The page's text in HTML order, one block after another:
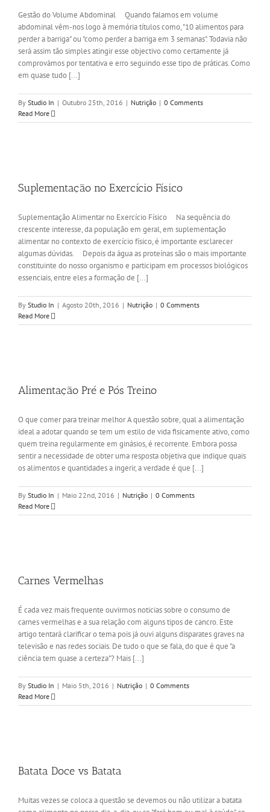
Gestão do Volume Abdominal Quando falamos em volume
abdominal vêm-nos logo à memória títulos como, "10 alimentos para
perder a barriga" ou "como perder a barriga em 3 semanas". Todavia não
será assim tão simples atingir esse objectivo como certamente já
comprovámos por tentativa e erro seguindo esse tipo de práticas. Como
em quase tudo [...]
By Studio In | Outubro 25th, 2016 | Nutrição | 0 Comments
Read More
Suplementação no Exercício Físico
Suplementação Alimentar no Exercício Físico Na sequência do
crescente interesse, da população em geral, em suplementação
alimentar no contexto de exercício físico, é importante esclarecer
algumas dúvidas. Depois da água as proteínas são o mais importante
constituinte do nosso organismo e participam em processos biológicos
essenciais, entre eles a formação de [...]
By Studio In | Agosto 20th, 2016 | Nutrição | 0 Comments
Read More
Alimentação Pré e Pós Treino
O que comer para treinar melhor A questão sobre, qual a alimentação
ideal a adotar quando se tem um estilo de vida fisicamente ativo, como
quem treina regularmente em ginásios, é recorrente. Embora possa
sentir a necessidade de obter uma resposta objetiva que indique quais
os alimentos e quantidades a ingerir, a verdade é que [...]
By Studio In | Maio 22nd, 2016 | Nutrição | 0 Comments
Read More
Carnes Vermelhas
É cada vez mais frequente ouvirmos noticias sobre o consumo de
carnes vermelhas e a sua relação com alguns tipos de cancro. Este
artigo tentará clarificar o tema pois já ouvi alguns disparates graves na
televisão e nas redes sociais. De tudo o que se fala, do que é que "a
ciência tem quase a certeza"? Mais [...]
By Studio In | Maio 5th, 2016 | Nutrição | 0 Comments
Read More
Batata Doce vs Batata
Muitas vezes se coloca a questão se devemos ou não utilizar a batata